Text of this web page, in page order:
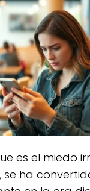
es el miedo
se ha